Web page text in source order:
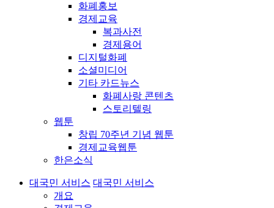
화폐홍보
경제교육
복과사전
경제용어
디지털화폐
소셜미디어
기타 카드뉴스
화폐사랑 콘텐츠
스토리텔링
웹툰
창립 70주년 기념 웹툰
경제교육웹툰
한은소식
대국민 서비스 대국민 서비스
개요